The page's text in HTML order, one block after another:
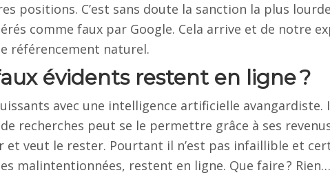
positions. C’est sans doute la sanction la plus
comme faux par Google. Cela arrive et de notre
référencement naturel.
évidents restent en ligne ?
avec une intelligence artificielle avangardiste.
recherches peut se le permettre grâce à ses
et veut le rester. Pourtant il n’est pas infaillible et
malintentionnées, restent en ligne. Que faire ?